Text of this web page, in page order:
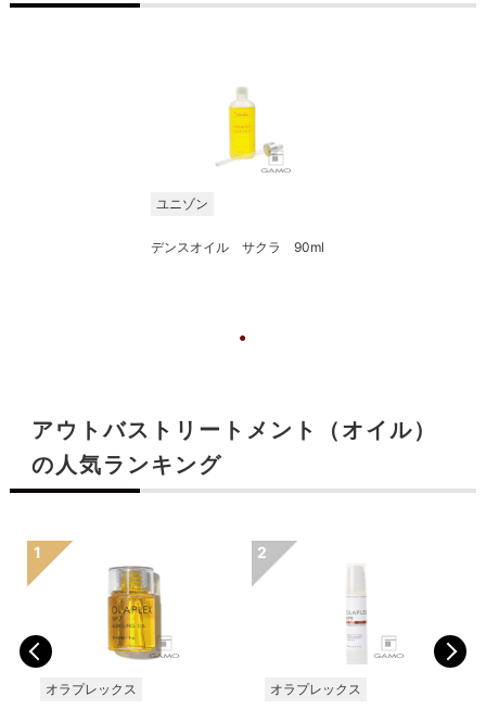
ユニゾン
デンスオイル サクラ 90ml
アウトバストリートメント（オイル）
の人気ランキング
オラプレックス オラプレックス